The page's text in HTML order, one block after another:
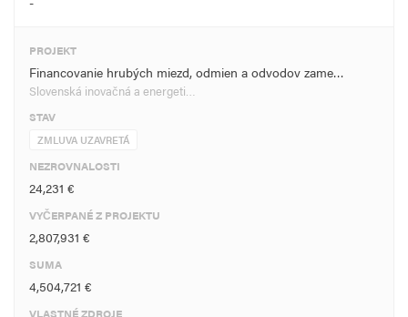
PROJEKT
Financovanie hrubých miezd, odmien a odvodov zame…
Slovenská inovačná a energeti…
STAV
ZMLUVA UZAVRETÁ
NEZROVNALOSTI
24,231 €
VYČERPANÉ Z PROJEKTU
2,807,931 €
SUMA
4,504,721 €
VLASTNÉ ZDROJE